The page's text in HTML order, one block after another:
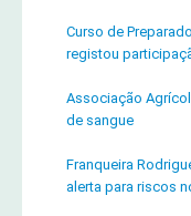
Curso de
registou
Associação
de sangue
Franqueira
alerta para riscos